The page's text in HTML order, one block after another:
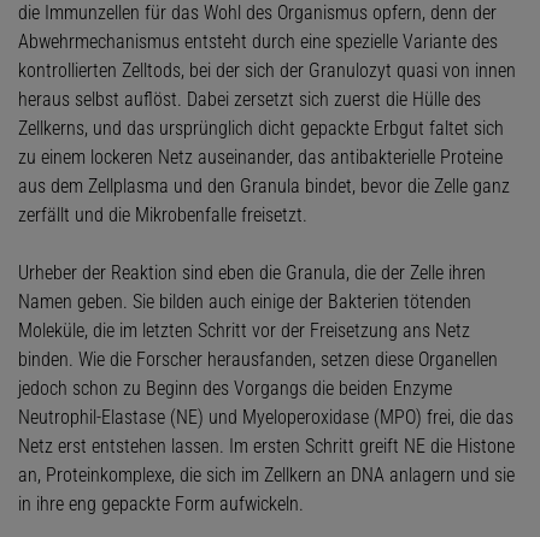
die Immunzellen für das Wohl des Organismus opfern, denn der
Abwehrmechanismus entsteht durch eine spezielle Variante des
kontrollierten Zelltods, bei der sich der Granulozyt quasi von innen
heraus selbst auflöst. Dabei zersetzt sich zuerst die Hülle des
Zellkerns, und das ursprünglich dicht gepackte Erbgut faltet sich
zu einem lockeren Netz auseinander, das antibakterielle Proteine
aus dem Zellplasma und den Granula bindet, bevor die Zelle ganz
zerfällt und die Mikrobenfalle freisetzt.
Urheber der Reaktion sind eben die Granula, die der Zelle ihren
Namen geben. Sie bilden auch einige der Bakterien tötenden
Moleküle, die im letzten Schritt vor der Freisetzung ans Netz
binden. Wie die Forscher herausfanden, setzen diese Organellen
jedoch schon zu Beginn des Vorgangs die beiden Enzyme
Neutrophil-Elastase (NE) und Myeloperoxidase (MPO) frei, die das
Netz erst entstehen lassen. Im ersten Schritt greift NE die Histone
an, Proteinkomplexe, die sich im Zellkern an DNA anlagern und sie
in ihre eng gepackte Form aufwickeln.